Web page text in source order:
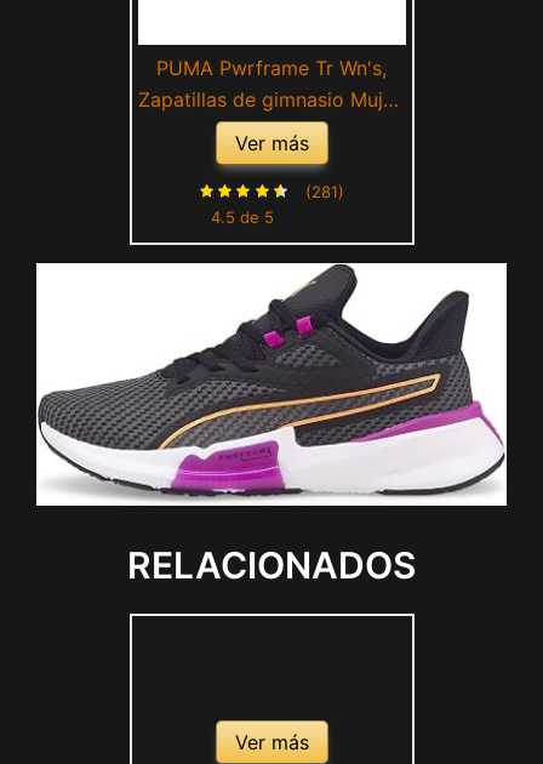
PUMA Pwrframe Tr Wn's,
Zapatillas de gimnasio Mujer,
Blanco Puma White Fizzy
Apple, 42 EU
Ver más
4.5 de 5
(281)
RELACIONADOS
Ver más